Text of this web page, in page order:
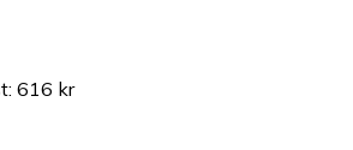
: 616 kr